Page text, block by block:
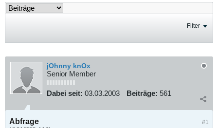
Filter
jOhnny knOx
Senior Member
Dabei seit: 03.03.2003 Beiträge: 561
#1
Abfrage